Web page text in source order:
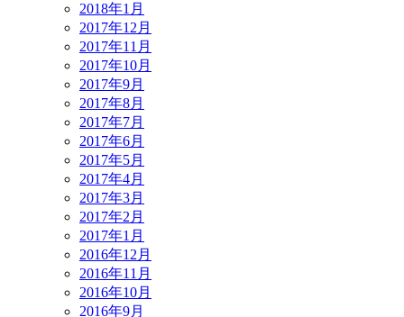
2018年1月
2017年12月
2017年11月
2017年10月
2017年9月
2017年8月
2017年7月
2017年6月
2017年5月
2017年4月
2017年3月
2017年2月
2017年1月
2016年12月
2016年11月
2016年10月
2016年9月